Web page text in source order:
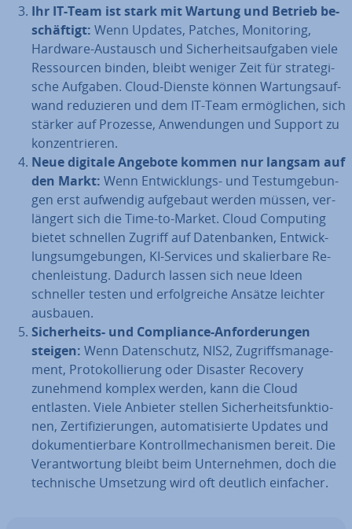
Ihr IT-Team ist stark mit Wartung und Betrieb be­
schäf­tigt: Wenn Updates, Patches, Mo­ni­to­ring,
Hardware-Austausch und Si­cher­heits­auf­ga­ben viele
Res­sour­cen binden, bleibt weniger Zeit für stra­te­gi­
sche Aufgaben. Cloud-Dienste können War­tungs­auf­
wand re­du­zie­ren und dem IT-Team er­mög­li­chen, sich
stärker auf Prozesse, An­wen­dun­gen und Support zu
kon­zen­trie­ren.
Neue digitale Angebote kommen nur langsam auf
den Markt: Wenn Ent­wick­lungs- und Test­um­ge­bun­
gen erst aufwendig aufgebaut werden müssen, ver­
län­gert sich die Time-to-Market. Cloud Computing
bietet schnellen Zugriff auf Da­ten­ban­ken, Ent­wick­
lungs­um­ge­bun­gen, KI-Services und ska­lier­ba­re Re­
chen­leis­tung. Dadurch lassen sich neue Ideen
schneller testen und er­folg­rei­che Ansätze leichter
ausbauen.
Si­cher­heits- und Com­pli­ance-An­for­de­run­gen
steigen: Wenn Da­ten­schutz, NIS2, Zu­griffs­ma­nage­
ment, Pro­to­kol­lie­rung oder Disaster Recovery
zunehmend komplex werden, kann die Cloud
entlasten. Viele Anbieter stellen Si­cher­heits­funk­tio­
nen, Zer­ti­fi­zie­run­gen, au­to­ma­ti­sier­te Updates und
do­ku­men­tier­ba­re Kon­troll­me­cha­nis­men bereit. Die
Ver­ant­wor­tung bleibt beim Un­ter­neh­men, doch die
tech­ni­sche Umsetzung wird oft deutlich einfacher.